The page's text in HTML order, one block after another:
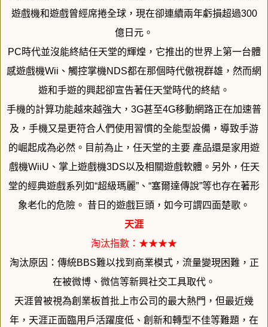
遊戲機和遊戲曾經席捲全球，現在卻連續兩年虧損超過300
億 日元。
PC時代並沒能終結任天堂的輝煌， 它推出的世界上第一台體
感遊戲機Wii、觸控掌機NDS都在那個 時代傲視群雄，然而網
遊和手遊的興起卻宣告著任天堂時代的終結。
手機的計算功能越來越強大，3G甚至4G移動網路正在加速普
及， 手機又是更符合人們使用習慣的全能型設備， 導致手游
的崛起成為必然。目前為止，任天堂的主要 產品還是家用遊
戲機WiiU、掌上遊戲機3DS以及相關遊戲軟體。另外，任天
堂的經典遊戲系列如“超級瑪麗”、“塞爾達傳說”等也存在著形
象老化的危險。 昔日的遊戲巨頭，如今可謂四面楚歌。
天涯
淘汰指數：★★★★
淘汰原因：傳統BBS難以找到商業模式，流量變現困難， 正
在被微博、微信等新興社交工具取代。
天涯曾被視為創業板首批上市公司的最大熱門，但最近幾
年， 天涯正面臨用戶活躍度低、創新和轉型不佳等難題，在